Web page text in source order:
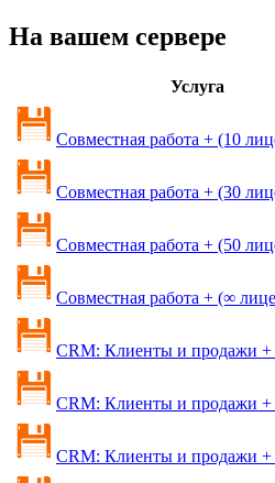
На вашем сервере
Услуга
Совместная работа + (10
Совместная работа + (30
Совместная работа + (50
Совместная работа + (∞
CRM: Клиенты и продажи +
CRM: Клиенты и продажи +
CRM: Клиенты и продажи +